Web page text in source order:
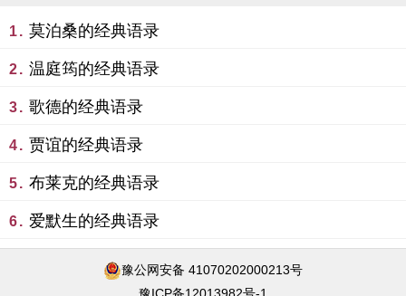
1. 莫泊桑的经典语录
2. 温庭筠的经典语录
3. 歌德的经典语录
4. 贾谊的经典语录
5. 布莱克的经典语录
6. 爱默生的经典语录
豫公网安备 41070202000213号